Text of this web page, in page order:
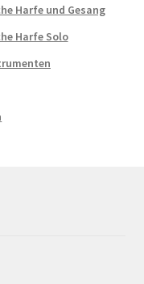
Harfe und Gesang
Harfe Solo